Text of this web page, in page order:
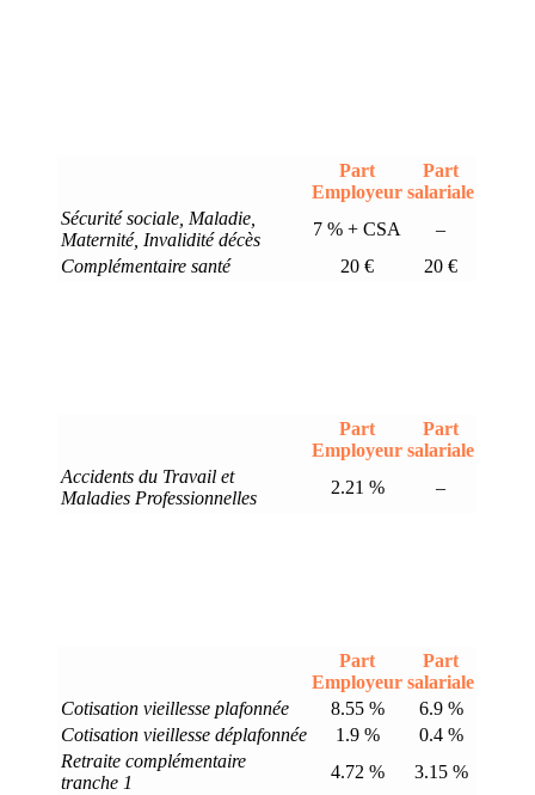
Part
Employeur
Part
salariale
Sécurité sociale, Maladie,
Maternité, Invalidité décès
7 % + CSA
–
Complémentaire santé
20 € 20 €
Part
Employeur
Part
salariale
Accidents du Travail et
Maladies Professionnelles
2.21 % –
Part
Employeur
Part
salariale
Cotisation vieillesse plafonnée
8.55 %
6.9 %
Cotisation vieillesse déplafonnée
1.9 %
0.4 %
Retraite complémentaire
tranche 1
4.72 %
3.15 %